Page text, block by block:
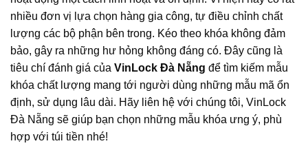
nhiều đơn vị lựa chọn hàng gia công, tự điều chỉnh chất
lượng các bộ phận bên trong. Kéo theo khóa không đảm
bảo, gây ra những hư hỏng không đáng có. Đây cũng là
tiêu chí đánh giá của VinLock Đà Nẵng để tìm kiếm mẫu
khóa chất lượng mang tới người dùng những mẫu mã ổn
định, sử dụng lâu dài. Hãy liên hệ với chúng tôi, VinLock
Đà Nẵng sẽ giúp bạn chọn những mẫu khóa ưng ý, phù
hợp với túi tiền nhé!